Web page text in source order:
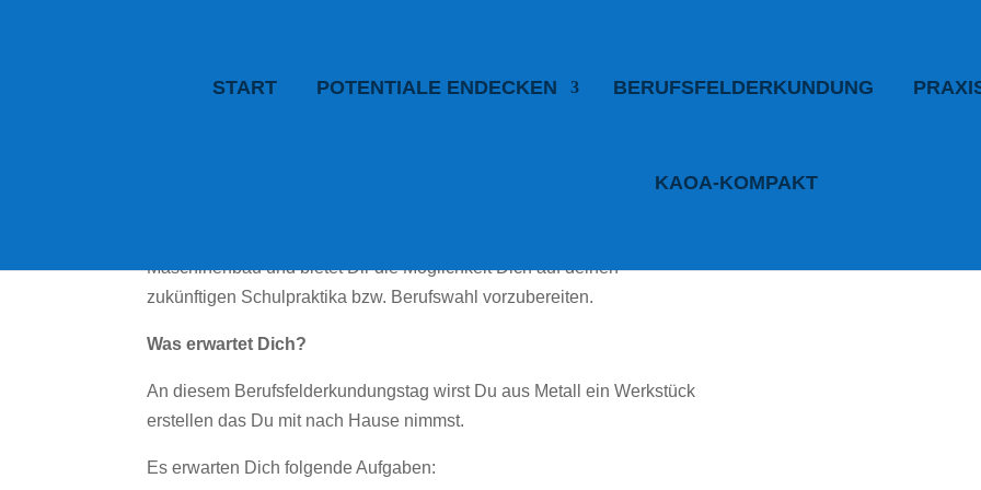
START POTENTIALE ENDECKEN BERUFSFELDERKUNDUNG
KAOA-KOMPAKT
Maschinenbau und bietet Dir die Möglichkeit Dich auf deinen
zukünftigen Schulpraktika bzw. Berufswahl vorzubereiten.
Was erwartet Dich?
An diesem Berufsfelderkundungstag wirst Du aus Metall ein Werkstück
erstellen das Du mit nach Hause nimmst.
Es erwarten Dich folgende Aufgaben: